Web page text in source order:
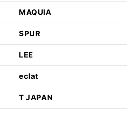
MAQUIA
SPUR
LEE
eclat
T JAPAN